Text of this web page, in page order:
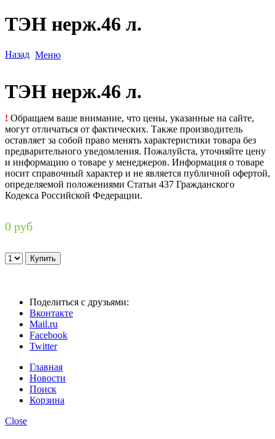
ТЭН нерж.46 л.
Назад Меню
ТЭН нерж.46 л.
! Обращаем ваше внимание, что цены, указанные на сайте,
могут отличаться от фактических. Также производитель
оставляет за собой право менять характеристики товара без
предварительного уведомления. Пожалуйста, уточняйте цену
и информацию о товаре у менеджеров. Информация о товаре
носит справочный характер и не является публичной офертой,
определяемой положениями Статьи 437 Гражданского
Кодекса Российской Федерации.
0 руб
Поделиться с друзьями:
Вконтакте
Mail.ru
Facebook
Twitter
Главная
Новости
Поиск
Корзина
Close